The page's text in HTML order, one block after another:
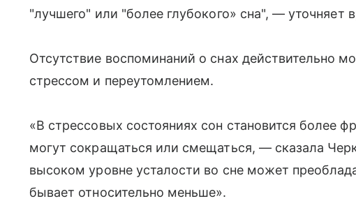
"лучшего" или "более глубокого» сна", — уточняет
Отсутствие воспоминаний о снах действительно
стрессом и переутомлением.
«В стрессовых состояниях сон становится более
могут сокращаться или смещаться, — сказала
высоком уровне усталости во сне может
бывает относительно меньше».